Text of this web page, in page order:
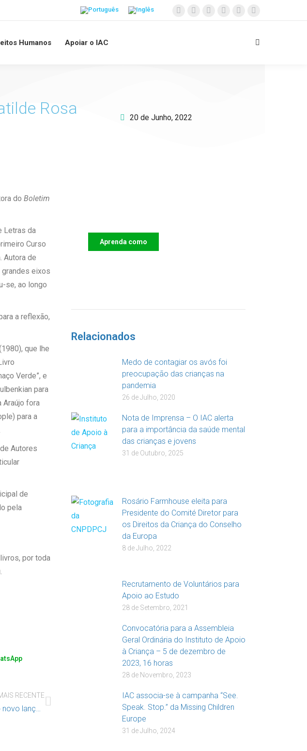
Humanos Apoiar o IAC
Rosa
20 de Junho, 2022
do Boletim
Letras da
Curso
Autora de
eixos
se, ao longo
a reflexão,
que lhe
Verde”, e
para
Araújo fora
para a
Autores
de
pela
por toda
RECENTE
Aprenda como
Relacionados
Medo de contagiar os avós foi
preocupação das crianças na
pandemia
26 de Julho, 2020
Nota de Imprensa – O IAC alerta
para a importância da saúde mental
das crianças e jovens
31 de Outubro, 2025
Rosário Farmhouse eleita para
Presidente do Comité Diretor para
os Direitos da Criança do Conselho
da Europa
8 de Julho, 2022
Recrutamento de Voluntários para
Apoio ao Estudo
28 de Setembro, 2021
Convocatória para a Assembleia
Geral Ordinária do Instituto de Apoio
à Criança – 5 de dezembro de
2023, 16 horas
28 de Novembro, 2023
IAC associa-se à campanha “See.
Speak. Stop.” da Missing Children
Europe
31 de Julho, 2024